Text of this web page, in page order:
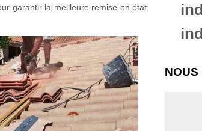
garantir la meilleure remise en état
NOUS